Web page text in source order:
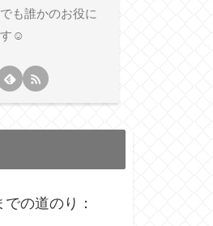
も誰かのお役に
す☺︎
の道のり：